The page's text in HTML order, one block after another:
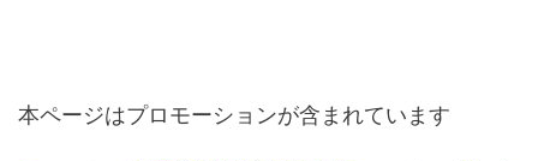
本ページはプロモーションが含まれています